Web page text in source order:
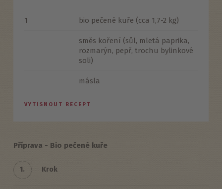
1 bio pečené kuře (cca 1,7-2 kg)
směs koření (sůl, mletá paprika,
rozmarýn, pepř, trochu bylinkové
soli)
másla
VYTISNOUT RECEPT
Příprava - Bio pečené kuře
1. Krok